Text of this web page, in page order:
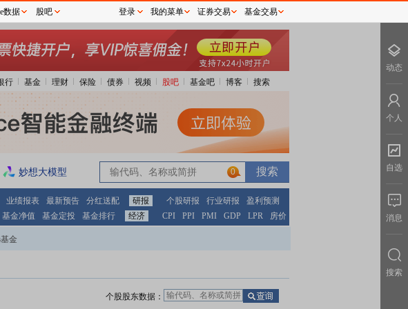
行 基金 理财 保险 债券 视频 股吧 基金吧 博客 搜索
妙想大模型 0
业绩报表 最新预告 分红送配 研报 个股研报 行业研报
盈利预测
基金净值 基金定投 基金排行 经济 CPI PPI PMI GDP LPR 房价
金
个股股东数据：
数据 股吧 登录 我的菜单 证券交易 基金交易
动态
个人
自选
消息
搜索